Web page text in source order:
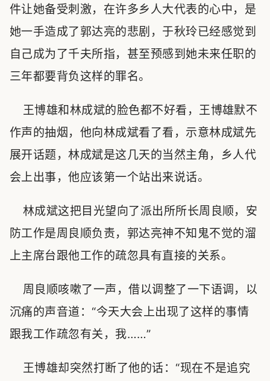
件让她备受刺激，在许多乡人大代表的心中，是
她一手造成了郭达亮的悲剧，于秋玲已经感觉到
自己成为了千夫所指，甚至预感到她未来任职的
三年都要背负这样的罪名。
王博雄和林成斌的脸色都不好看，王博雄默不
作声的抽烟，他向林成斌看了看，示意林成斌先
展开话题，林成斌是这几天的当然主角，乡人代
会上出事，他应该第一个站出来说话。
林成斌这把目光望向了派出所所长周良顺，安
防工作是周良顺负责，郭达亮神不知鬼不觉的溜
上主席台跟他工作的疏忽具有直接的关系。
周良顺咳嗽了一声，借以调整了一下语调，以
沉痛的声音道：“今天大会上出现了这样的事情
跟我工作疏忽有关，我……”
王博雄却突然打断了他的话：“现在不是追究